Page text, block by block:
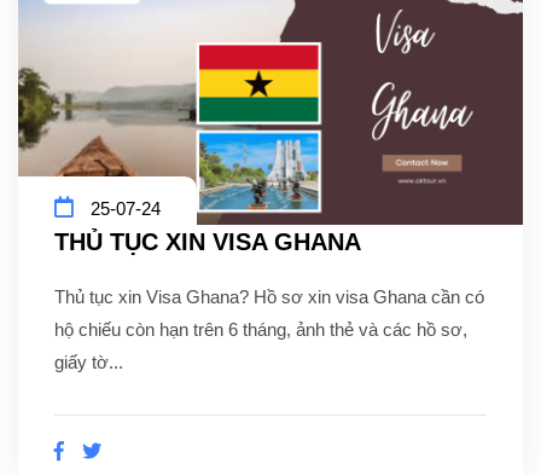
25-07-24
THỦ TỤC XIN VISA GHANA
Thủ tục xin Visa Ghana? Hồ sơ xin visa Ghana cần có
hộ chiếu còn hạn trên 6 tháng, ảnh thẻ và các hồ sơ,
giấy tờ...